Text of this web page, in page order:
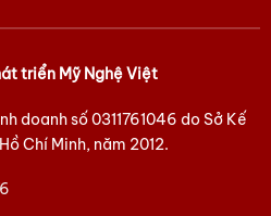
thắc mắc của bạn nhé.
của Mỹ Nghệ Việt
Tàu thuyền Mô hình
triển Mỹ Nghệ Việt
doanh số0311761046 do Sở Kế
Chí Minh, năm 2012.